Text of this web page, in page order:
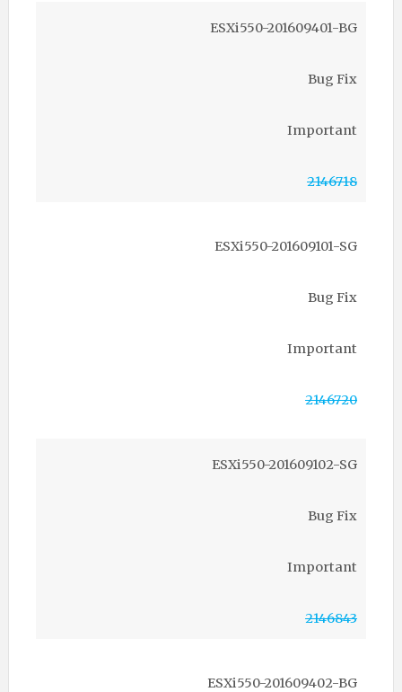
ESXi550-201609401-BG
Bug Fix
Important
2146718
ESXi550-201609101-SG
Bug Fix
Important
2146720
ESXi550-201609102-SG
Bug Fix
Important
2146843
ESXi550-201609402-BG